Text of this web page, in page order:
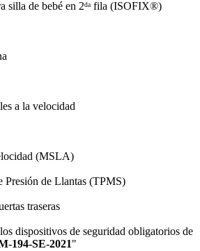
silla de bebé en 2ᵈᵃ fila (ISOFIX®)
a la velocidad
(MSLA)
Presión de Llantas (TPMS)
traseras
dispositivos de seguridad obligatorios de
194-SE-2021"